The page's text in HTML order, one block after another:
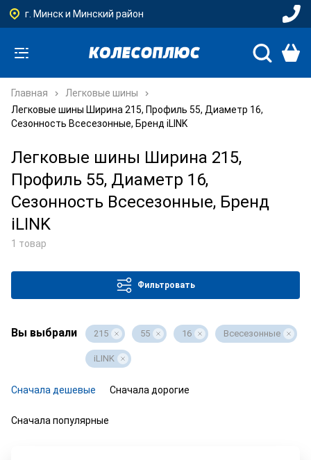
г. Минск и Минский район
Главная
Легковые шины
Легковые шины Ширина 215, Профиль 55, Диаметр 16,
Сезонность Всесезонные, Бренд iLINK
Легковые шины Ширина 215,
Профиль 55, Диаметр 16,
Сезонность Всесезонные, Бренд
iLINK
1 товар
Фильтровать
Вы выбрали 215 55 16 Всесезонные
iLINK
Сначала дешевые Сначала дорогие
Сначала популярные